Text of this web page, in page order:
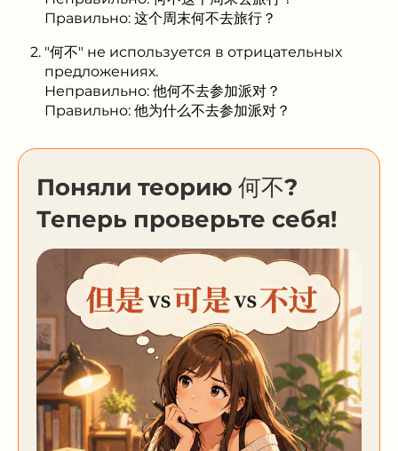
Правильно: 这个周末何不去旅行？
"何不" не используется в отрицательных
предложениях.
Неправильно: 他何不去参加派对？
Правильно: 他为什么不去参加派对？
Поняли теорию 何不?
Теперь проверьте себя!